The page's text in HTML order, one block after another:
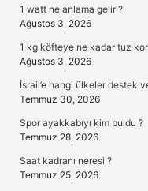
1 watt ne anlama gelir ?
Ağustos 3, 2026
1 kg köfteye ne kadar tuz
Ağustos 3, 2026
İsrail’e hangi ülkeler destek
Temmuz 30, 2026
Spor ayakkabıyı kim buldu ?
Temmuz 28, 2026
Saat kadranı neresi ?
Temmuz 25, 2026